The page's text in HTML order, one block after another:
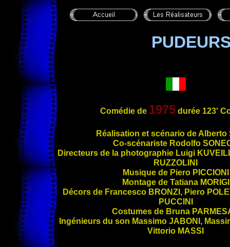
Comédie de 1975durée 123'
Réalisation et scénario de Alberto
Co-scénariste Rodolfo
Directeurs de la photographie Luigi
RUZZOLINI
Musique de Piero PICCIONI
Montage de Tatiana MORIGI
Décors de Francesco BRONZI, Piero
PUCCINI
Costumes de Bruna
Ingénieurs du son Massimo JABONI,
Vittorio MASSI